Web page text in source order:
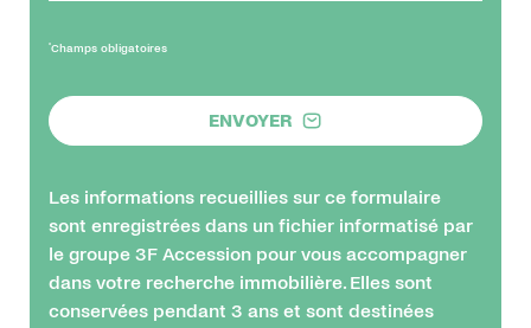
*Champs obligatoires
ENVOYER
Les informations recueillies sur ce formulaire
sont enregistrées dans un fichier informatisé par
le groupe 3F Accession pour vous accompagner
dans votre recherche immobilière. Elles sont
conservées pendant 3 ans et sont destinées